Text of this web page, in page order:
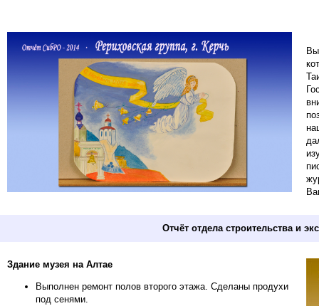
Отчёт отдела строительства и
Здание музея на Алтае
Выполнен ремонт полов второго этажа. Сделаны продухи
под сенями.